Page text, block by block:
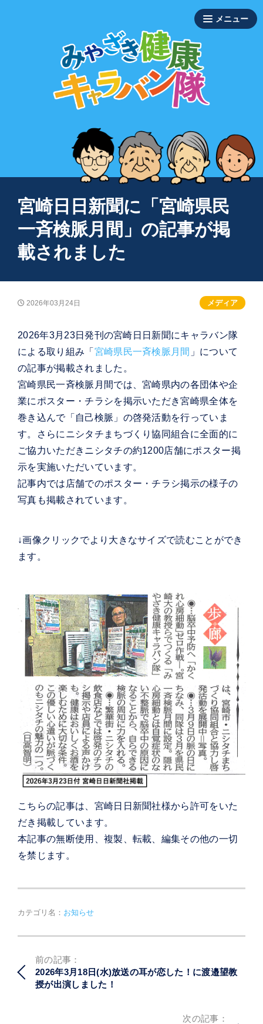
宮崎日日新聞に「宮崎県民
一斉検脈月間」の記事が掲
載されました
2026年03月24日 メディア
2026年3月23日発刊の宮崎日日新聞にキャラバン隊
による取り組み「 宮崎県民一斉検脈月間 」について
の記事が掲載されました。
宮崎県民一斉検脈月間では、宮崎県内の各団体や企
業にポスター・チラシを掲示いただき宮崎県全体を
巻き込んで「自己検脈」の啓発活動を行っていま
す。さらにニシタチまちづくり協同組合に全面的に
ご協力いただきニシタチの約1200店舗にポスター掲
示を実施いただいています。
記事内では店舗でのポスター・チラシ掲示の様子の
写真も掲載されています。
↓画像クリックでより大きなサイズで読むことができ
ます。
こちらの記事は、宮崎日日新聞社様から許可をいた
だき掲載しています。
本記事の無断使用、複製、転載、編集その他の一切
を禁じます。
カテゴリ名： お知らせ
稿
ナ
前の記事：
2026年3月18日(水)放送の耳が恋した！に渡邉望教
授が出演しました！
次の記事：